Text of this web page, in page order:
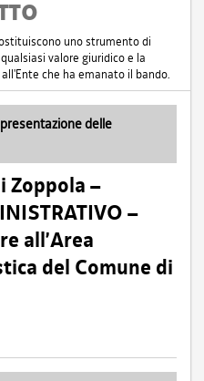
uno strumento di
valore giuridico e la
che ha emanato il bando.
delle
Zoppola –
–
all’Area
del Comune di